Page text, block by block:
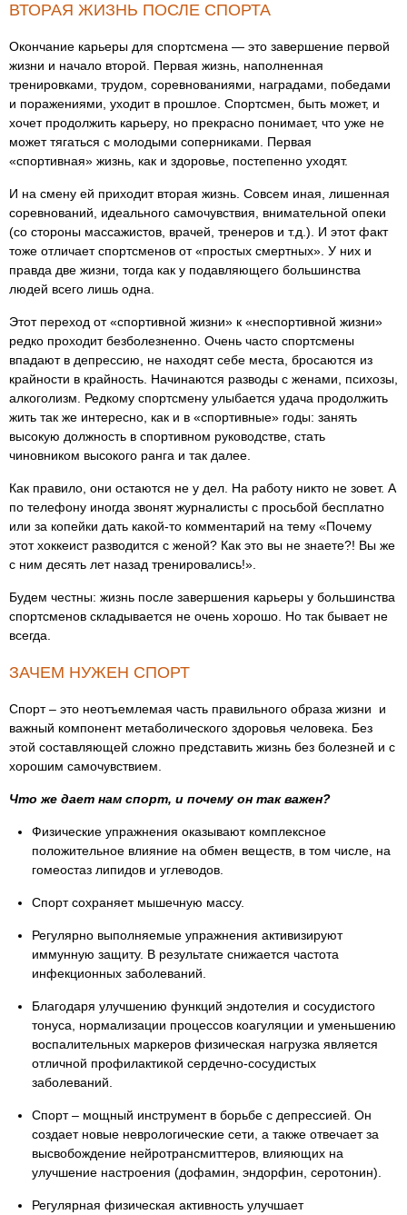
ВТОРАЯ ЖИЗНЬ ПОСЛЕ СПОРТА
Окончание карьеры для спортсмена — это завершение первой
жизни и начало второй. Первая жизнь, наполненная
тренировками, трудом, соревнованиями, наградами, победами
и поражениями, уходит в прошлое. Спортсмен, быть может, и
хочет продолжить карьеру, но прекрасно понимает, что уже не
может тягаться с молодыми соперниками. Первая
«спортивная» жизнь, как и здоровье, постепенно уходят.
И на смену ей приходит вторая жизнь. Совсем иная, лишенная
соревнований, идеального самочувствия, внимательной опеки
(со стороны массажистов, врачей, тренеров и т.д.). И этот факт
тоже отличает спортсменов от «простых смертных». У них и
правда две жизни, тогда как у подавляющего большинства
людей всего лишь одна.
Этот переход от «спортивной жизни» к «неспортивной жизни»
редко проходит безболезненно. Очень часто спортсмены
впадают в депрессию, не находят себе места, бросаются из
крайности в крайность. Начинаются разводы с женами, психозы,
алкоголизм. Редкому спортсмену улыбается удача продолжить
жить так же интересно, как и в «спортивные» годы: занять
высокую должность в спортивном руководстве, стать
чиновником высокого ранга и так далее.
Как правило, они остаются не у дел. На работу никто не зовет. А
по телефону иногда звонят журналисты с просьбой бесплатно
или за копейки дать какой-то комментарий на тему «Почему
этот хоккеист разводится с женой? Как это вы не знаете?! Вы же
с ним десять лет назад тренировались!».
Будем честны: жизнь после завершения карьеры у большинства
спортсменов складывается не очень хорошо. Но так бывает не
всегда.
ЗАЧЕМ НУЖЕН СПОРТ
Спорт – это неотъемлемая часть правильного образа жизни и
важный компонент метаболического здоровья человека. Без
этой составляющей сложно представить жизнь без болезней и с
хорошим самочувствием.
Что же дает нам спорт, и почему он так важен?
Физические упражнения оказывают комплексное
положительное влияние на обмен веществ, в том числе, на
гомеостаз липидов и углеводов.
Спорт сохраняет мышечную массу.
Регулярно выполняемые упражнения активизируют
иммунную защиту. В результате снижается частота
инфекционных заболеваний.
Благодаря улучшению функций эндотелия и сосудистого
тонуса, нормализации процессов коагуляции и уменьшению
воспалительных маркеров физическая нагрузка является
отличной профилактикой сердечно-сосудистых
заболеваний.
Спорт – мощный инструмент в борьбе с депрессией. Он
создает новые неврологические сети, а также отвечает за
высвобождение нейротрансмиттеров, влияющих на
улучшение настроения (дофамин, эндорфин, серотонин).
Регулярная физическая активность улучшает